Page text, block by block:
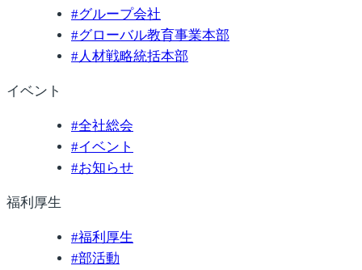
#グループ会社
#グローバル教育事業本部
#人材戦略統括本部
イベント
#全社総会
#イベント
#お知らせ
福利厚生
#福利厚生
#部活動